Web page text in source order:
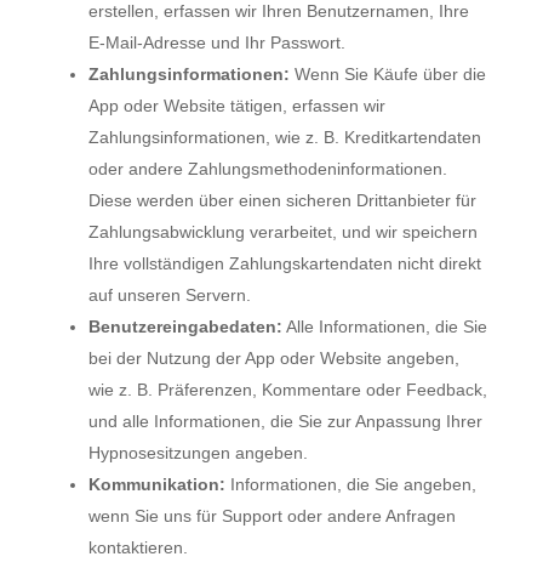
erstellen, erfassen wir Ihren Benutzernamen, Ihre
E-Mail-Adresse und Ihr Passwort.
Zahlungsinformationen: Wenn Sie Käufe über die
App oder Website tätigen, erfassen wir
Zahlungsinformationen, wie z. B. Kreditkartendaten
oder andere Zahlungsmethodeninformationen.
Diese werden über einen sicheren Drittanbieter für
Zahlungsabwicklung verarbeitet, und wir speichern
Ihre vollständigen Zahlungskartendaten nicht direkt
auf unseren Servern.
Benutzereingabedaten: Alle Informationen, die Sie
bei der Nutzung der App oder Website angeben,
wie z. B. Präferenzen, Kommentare oder Feedback,
und alle Informationen, die Sie zur Anpassung Ihrer
Hypnosesitzungen angeben.
Kommunikation: Informationen, die Sie angeben,
wenn Sie uns für Support oder andere Anfragen
kontaktieren.